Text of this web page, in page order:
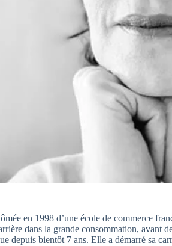
en 1998 d’une école de commerce
dans la grande consommation, avant
depuis bientôt 7 ans. Elle a démarré sa